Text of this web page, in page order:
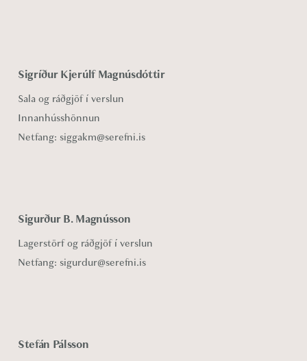
Sigríður Kjerúlf Magnúsdóttir
Sala og ráðgjöf í verslun
Innanhússhönnun
Netfang: siggakm@serefni.is
Sigurður B. Magnússon
Lagerstörf og ráðgjöf í verslun
Netfang: sigurdur@serefni.is
Stefán Pálsson